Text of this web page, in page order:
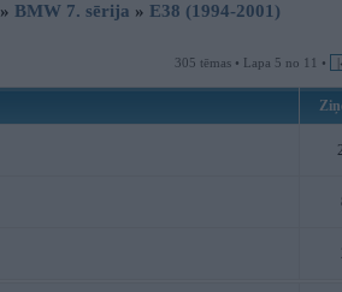
» BMW 7. sērija » E38 (1994-2001)
305 tēmas • Lapa 5 no 11 •